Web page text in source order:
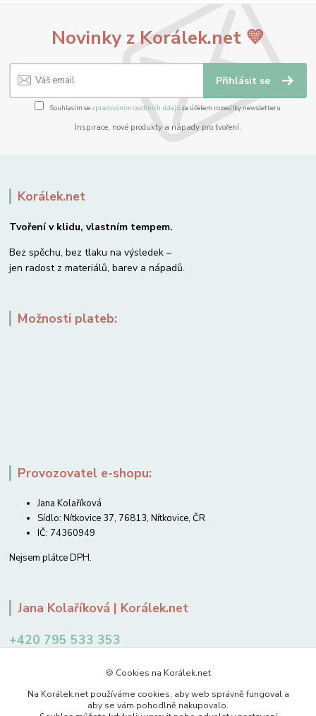
Novinky z Korálek.net 💛
Přihlásit se
Souhlasím se zpracováním osobních údajůza účelem rozesílky newsletteru.
Inspirace, nové produkty a nápady pro tvoření.
Korálek.net
Tvoření v klidu, vlastním tempem.
Bez spěchu, bez tlaku na výsledek –
jen radost z materiálů, barev a nápadů.
Možnosti plateb:
Provozovatel e-shopu:
Jana Kolaříková
Sídlo: Nítkovice 37, 76813, Nítkovice, ČR
IČ: 74360949
Nejsem plátce DPH.
Jana Kolaříková | Korálek.net
+420 795 533 353
🍪 Cookies na Korálek.net
Na Korálek.net používáme cookies, aby web správně fungoval a
aby se vám pohodlně nakupovalo.